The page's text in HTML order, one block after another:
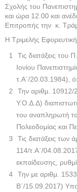
Σχολής του
και ώρα 12.00 και
Επιτροπής την κ.
Η Τριμελής
Τις διατάξεις του
Ιονίου
τ.Α΄/20.03.1984),
Την αριθμ.
Υ.Ο.Δ.Δ)
του αναπληρωτή
Πολεοδομίας και
Τις διατάξεις
114/τ.Α΄/
εκπαίδευσης,
Την με αριθμ.
Β΄/15.09.2017)